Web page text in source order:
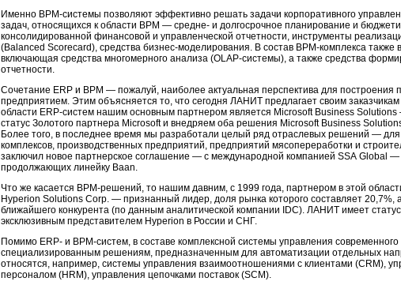
Именно BPM-системы позволяют эффективно решать задачи корпоративного
задач, относящихся к области BPM — средне- и долгосрочное планирование и
консолидированной финансовой и управленческой отчетности, инструменты
(Balanced Scorecard), средства бизнес-моделирования. В состав BPM-комплекса также
включающая средства многомерного анализа (OLAP-системы), а также средства
отчетности.
Сочетание ERP и BPM — пожалуй, наиболее актуальная перспектива для построения
предприятием. Этим объясняется то, что сегодня ЛАНИТ предлагает своим
области ERP-систем нашим основным партнером является Microsoft Business
статус Золотого партнера Microsoft и внедряем оба решения Microsoft Business
Более того, в последнее время мы разработали целый ряд отраслевых решений — для
комплексов, производственных предприятий, предприятий мясопереработки и
заключил новое партнерское соглашение — с международной компанией SSA Global
продолжающих линейку Baan.
Что же касается BPM-решений, то нашим давним, с 1999 года, партнером в этой
Hyperion Solutions Corp. — признанный лидер, доля рынка которого составляет 20,7%,
ближайшего конкурента (по данным аналитической компании IDC). ЛАНИТ имеет
эксклюзивным представителем Hyperion в России и СНГ.
Помимо ERP- и BPM-систем, в составе комплексной системы управления
специализированным решениям, предназначенным для автоматизации отдельных
относятся, например, системы управления взаимоотношениями с клиентами (CRM),
персоналом (HRM), управления цепочками поставок (SCM).